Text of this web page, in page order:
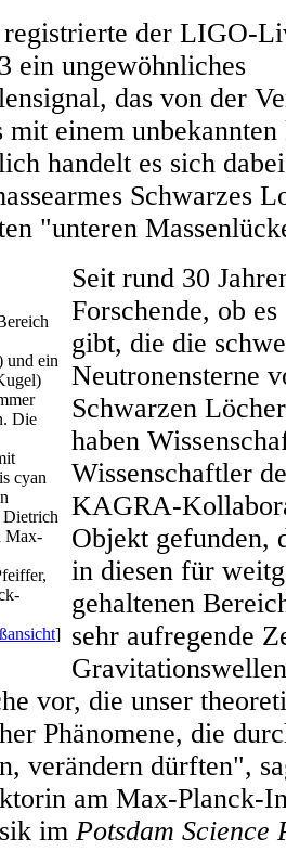
der LIGO-
ein ungewöhnliches
das von der
mit einem
handelt es sich
Schwarzes
"unteren
und ein
Die
cyan
Dietrich
Max-
]
Seit rund 30
Forschende, ob
gibt, die die
Neutronensterne
Schwarzen
haben
Wissenschaftler
KAGRA-
Objekt gefunden,
in diesen für
gehaltenen
sehr aufregende
vor, die unser
Phänomene, die
verändern dürften",
am Max-Planck-
im Potsdam Science